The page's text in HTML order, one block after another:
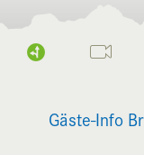
Gäste-Info